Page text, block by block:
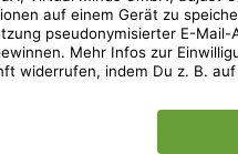
* Streichpreise entsprechen der
ᵃ Die jeweils aktuellen